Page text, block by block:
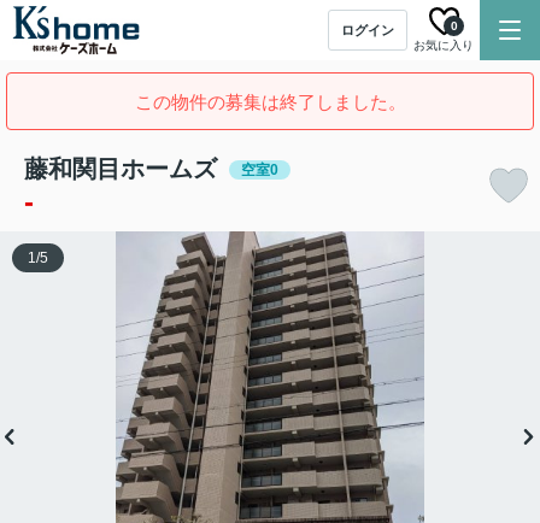
ログイン
お気に入り
0
この物件の募集は終了しました。
藤和関目ホームズ 空室0
-
1/5